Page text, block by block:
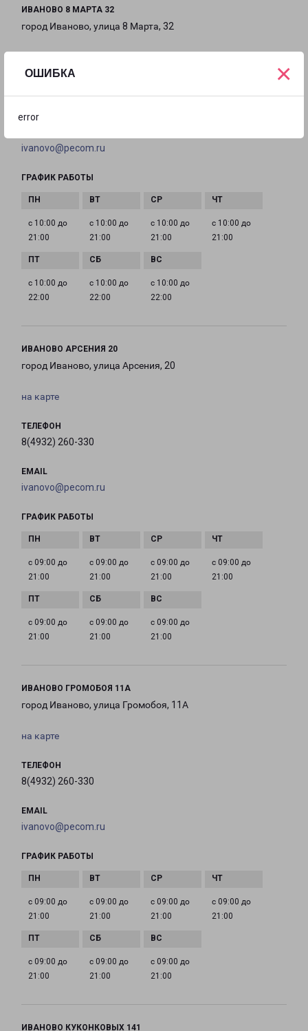
ОШИБКА
error
×
ИВАНОВО 8 МАРТА 32
город Иваново, улица 8 Марта, 32
ivanovo@pecom.ru
ГРАФИК РАБОТЫ
с 10:00 до
21:00
с 10:00 до
21:00
с 10:00 до
21:00
с 10:00 до
21:00
с 10:00 до
22:00
с 10:00 до
22:00
с 10:00 до
22:00
ИВАНОВО АРСЕНИЯ 20
город Иваново, улица Арсения, 20
на карте
ТЕЛЕФОН
8(4932) 260-330
EMAIL
ivanovo@pecom.ru
ГРАФИК РАБОТЫ
с 09:00 до
21:00
с 09:00 до
21:00
с 09:00 до
21:00
с 09:00 до
21:00
с 09:00 до
21:00
с 09:00 до
21:00
с 09:00 до
21:00
ИВАНОВО ГРОМОБОЯ 11А
город Иваново, улица Громобоя, 11А
на карте
ТЕЛЕФОН
8(4932) 260-330
EMAIL
ivanovo@pecom.ru
ГРАФИК РАБОТЫ
с 09:00 до
21:00
с 09:00 до
21:00
с 09:00 до
21:00
с 09:00 до
21:00
с 09:00 до
21:00
с 09:00 до
21:00
с 09:00 до
21:00
ИВАНОВО КУКОНКОВЫХ 141